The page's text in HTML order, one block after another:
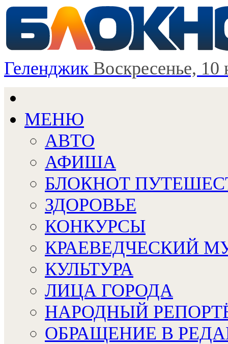
Геленджик Воскресенье, 10
МЕНЮ
АВТО
АФИША
БЛОКНОТ
ЗДОРОВЬЕ
КОНКУРСЫ
КРАЕВЕДЧЕСКИЙ
КУЛЬТУРА
ЛИЦА ГОРОДА
НАРОДНЫЙ
ОБРАЩЕНИЕ В